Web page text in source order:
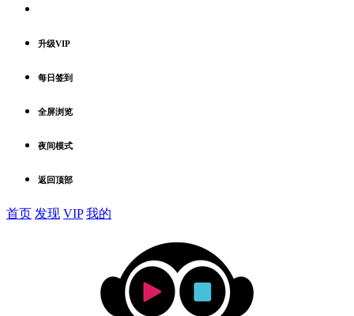
升级VIP
每日签到
全屏浏览
夜间模式
返回顶部
首页 发现 VIP 我的